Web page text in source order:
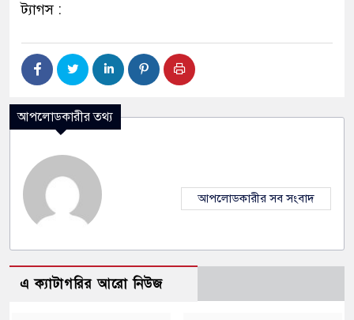
ট্যাগস :
আপলোডকারীর তথ্য
আপলোডকারীর সব সংবাদ
এ ক্যাটাগরির আরো নিউজ